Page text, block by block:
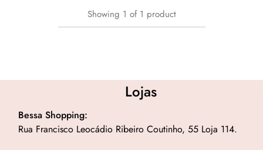
Showing 1 of 1 product
Lojas
Bessa Shopping:
Rua Francisco Leocádio Ribeiro Coutinho, 55 Loja 114.